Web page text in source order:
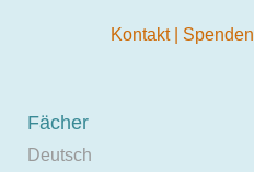
Kontakt Spenden
Fächer
Deutsch